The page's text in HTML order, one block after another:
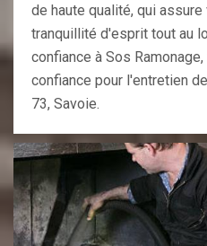
de haute qualité, qui
tranquillité d'esprit tout au
confiance à Sos
confiance pour l'entretien
73, Savoie.